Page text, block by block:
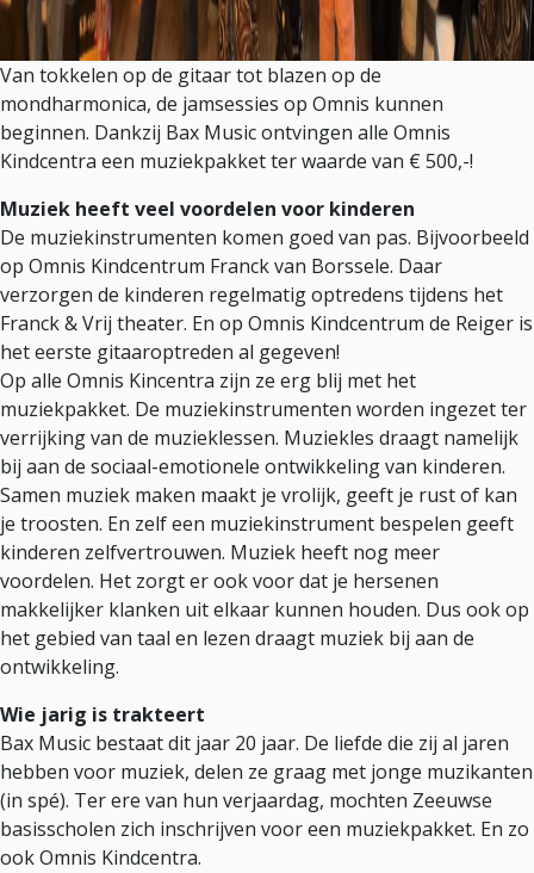
Van tokkelen op de gitaar tot blazen op de
mondharmonica, de jamsessies op Omnis kunnen
beginnen. Dankzij Bax Music ontvingen alle Omnis
Kindcentra een muziekpakket ter waarde van € 500,-!
Muziek heeft veel voordelen voor kinderen
De muziekinstrumenten komen goed van pas. Bijvoorbeeld
op Omnis Kindcentrum Franck van Borssele. Daar
verzorgen de kinderen regelmatig optredens tijdens het
Franck & Vrij theater. En op Omnis Kindcentrum de Reiger is
het eerste gitaaroptreden al gegeven!
Op alle Omnis Kincentra zijn ze erg blij met het
muziekpakket. De muziekinstrumenten worden ingezet ter
verrijking van de muzieklessen. Muziekles draagt namelijk
bij aan de sociaal-emotionele ontwikkeling van kinderen.
Samen muziek maken maakt je vrolijk, geeft je rust of kan
je troosten. En zelf een muziekinstrument bespelen geeft
kinderen zelfvertrouwen. Muziek heeft nog meer
voordelen. Het zorgt er ook voor dat je hersenen
makkelijker klanken uit elkaar kunnen houden. Dus ook op
het gebied van taal en lezen draagt muziek bij aan de
ontwikkeling.
Wie jarig is trakteert
Bax Music bestaat dit jaar 20 jaar. De liefde die zij al jaren
hebben voor muziek, delen ze graag met jonge muzikanten
(in spé). Ter ere van hun verjaardag, mochten Zeeuwse
basisscholen zich inschrijven voor een muziekpakket. En zo
ook Omnis Kindcentra.